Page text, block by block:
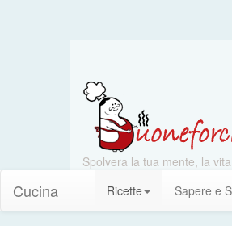
Spolvera la tua mente, la
Cucina Ricette Sapere e